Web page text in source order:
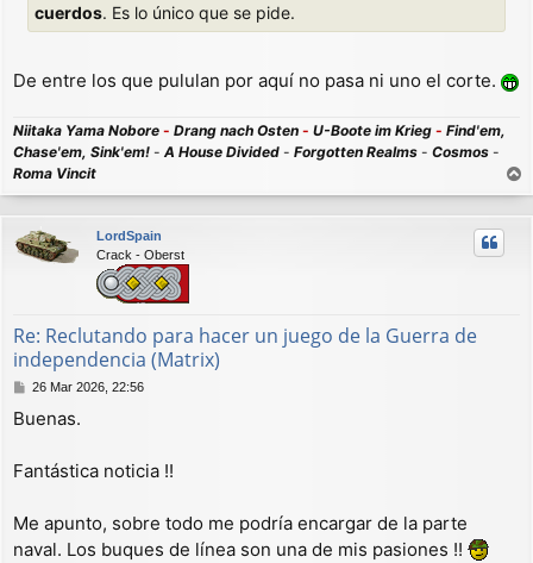
cuerdos. Es lo único que se pide.
De entre los que pululan por aquí no pasa ni uno el corte.
Niitaka Yama Nobore - Drang nach Osten - U-Boote im Krieg - Find'em,
Chase'em, Sink'em! - A House Divided - Forgotten Realms - Cosmos -
Roma Vincit
r
r
LordSpain
Crack - Oberst
Re: Reclutando para hacer un juego de la Guerra de
independencia (Matrix)
M
n
j
26 Mar 2026, 22:56
Buenas.
Fantástica noticia !!
Me apunto, sobre todo me podría encargar de la parte
naval. Los buques de línea son una de mis pasiones !!